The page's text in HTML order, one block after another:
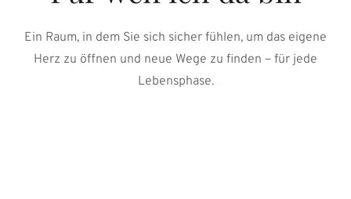
Ein Raum, in dem Sie sich sicher fühlen, um das eigene
Herz zu öffnen und neue Wege zu finden – für jede
Lebensphase.